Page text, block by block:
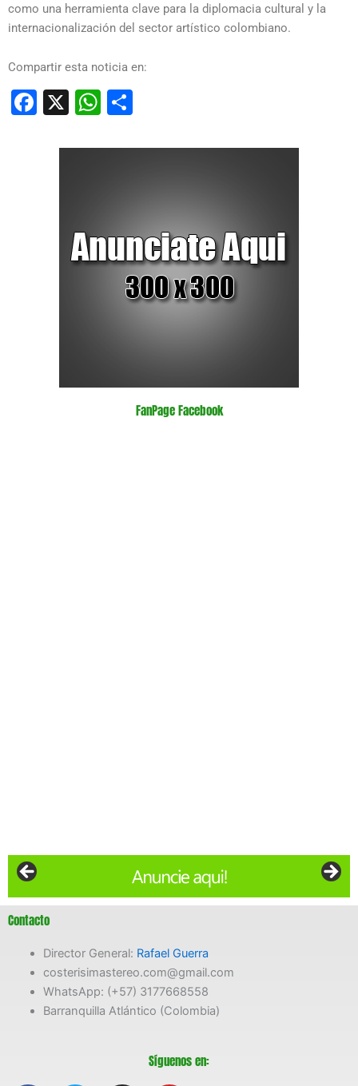
como una herramienta clave para la diplomacia cultural y la
internacionalización del sector artístico colombiano.
Compartir esta noticia en:
Facebook
X WhatsApp
FanPage Facebook
Contacto
Director General: Rafael Guerra
costerisimastereo.com@gmail.com
WhatsApp: (+57) 3177668558
Barranquilla Atlántico (Colombia)
Síguenos en: